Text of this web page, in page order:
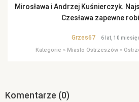
Mirosława i Andrzej Kuśnierczyk.
Czesława zapewne
Grzes67 6 lat, 10
Kategorie » Miasto Ostrzeszów »
Komentarze (0)